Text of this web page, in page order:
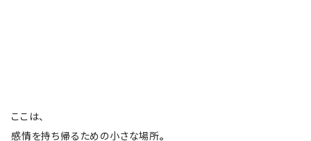
ここは、
感情を持ち帰るための小さな場所。